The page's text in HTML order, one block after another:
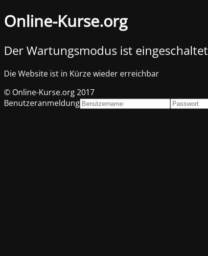
Online-Kurse.org
Der Wartungsmodus ist eingeschaltet
Die Website ist in Kürze wieder erreichbar
© Online-Kurse.org 2017
Benutzeranmeldung